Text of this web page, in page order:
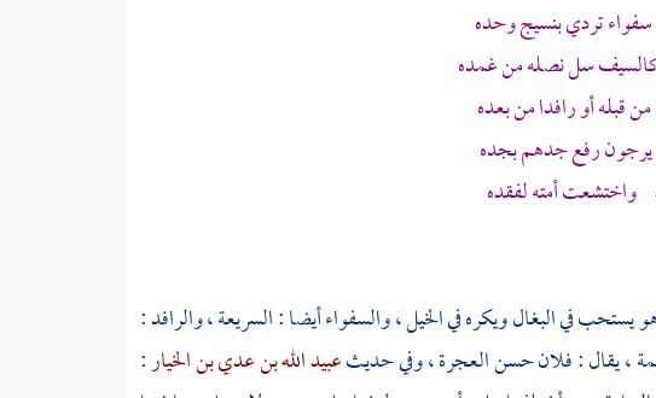
تردي بنسيج وحده
سل نصله من غمده
قبله أو رافدا من بعده
رفع جدهم بجده
واختشعت أمته لفقده
يستحب في البغال ويكره في الخيل ، والسفواء أيضا : السريعة ، والرافد :
، يقال : فلان حسن العجرة ، وفي حديثعبيد الله بن عدي بن الخيار: